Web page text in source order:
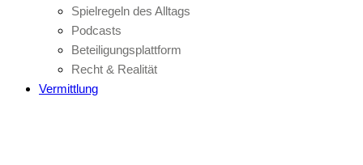
Spielregeln des Alltags
Podcasts
Beteiligungsplattform
Recht & Realität
Vermittlung